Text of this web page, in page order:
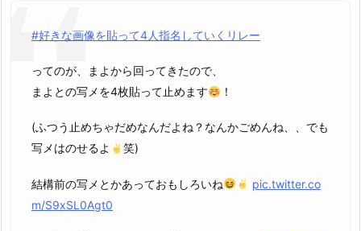
#好きな画像を貼って4人指名していくリレー
ってのが、まよから回ってきたので、
まよとの写メを4枚貼って止めます
！
(ふつう止めちゃだめなんだよね？なんかごめんね、、でも
写メはのせるよ
笑)
結構前の写メとかあっておもしろいね
pic.twitter.co
m/S9xSL0Agt0